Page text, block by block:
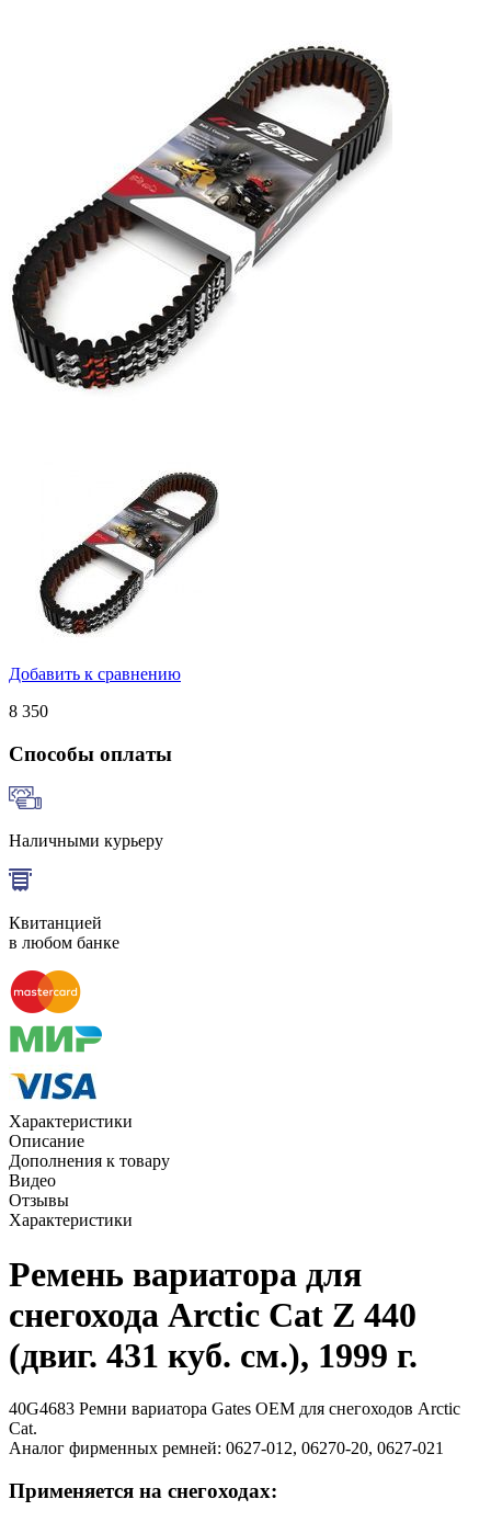
Добавить к сравнению
8 350
Способы оплаты
Наличными курьеру
Квитанцией
в любом банке
Характеристики
Описание
Дополнения к товару
Видео
Отзывы
Характеристики
Ремень вариатора для
снегохода Arctic Cat Z 440
(двиг. 431 куб. см.), 1999 г.
40G4683 Ремни вариатора Gates OEM для снегоходов Arctic
Cat.
Аналог фирменных ремней: 0627-012, 06270-20, 0627-021
Применяется на снегоходах: